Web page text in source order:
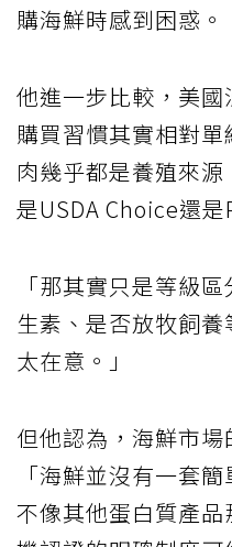
購海鮮時感到困惑。
他進一步比較，美
購買習慣其實相對
肉幾乎都是養殖來
是USDA Choice還是
「那其實只是等級
生素、是否放牧飼
太在意。」
但他認為，海鮮市場
「海鮮並沒有一套
不像其他蛋白質產